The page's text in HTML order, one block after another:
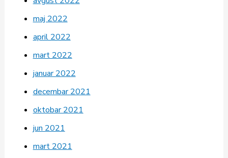
maj 2022
april 2022
mart 2022
januar 2022
decembar 2021
oktobar 2021
jun 2021
mart 2021